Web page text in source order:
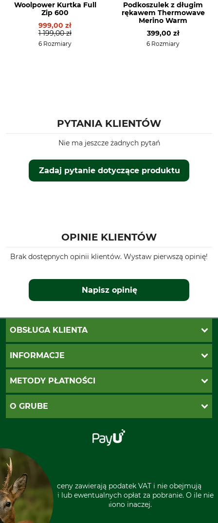
Profesjonalna pielęgnacja
Nie czyścić na sucho
Dla
Woolpower Kurtka Full
Zip 600
999,00 zł
1 199,00 zł
6 Rozmiary
Podkoszulek z długim
rękawem Thermowave
Merino Warm
399,00 zł
6 Rozmiary
PYTANIA KLIENTÓW
Zadaj pytanie dotyczące produktu
Nie ma jeszcze żadnych pytań
OPINIE KLIENTÓW
Brak dostępnych opinii klientów. Wystaw pierwszą opinię!
Napisz opinię
OBSŁUGA KLIENTA
Katalogi Grube
Ustawienia plików cookie
INFORMACJE
Koszty dostawy
Odstąpienie od zamówienia
METODY PŁATNOŚCI
PayU
O GRUBE
Grube w Europie
* Wszystkie ceny zawierają podatek VAT i nie obejmują
kosztów wysyłki lub ewentualnych opłat za pobranie. O ile nie
wyszczególniono inaczej.